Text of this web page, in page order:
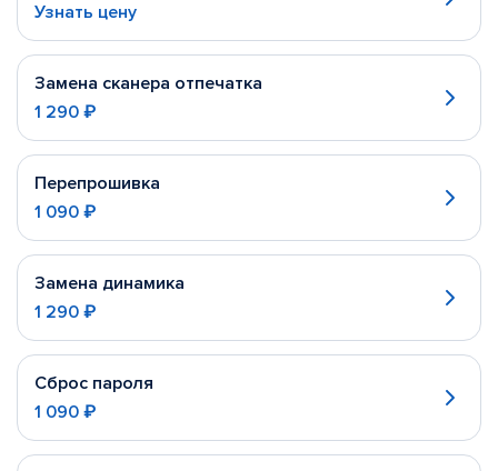
Узнать цену
Замена сканера отпечатка
1 290 ₽
Перепрошивка
1 090 ₽
Замена динамика
1 290 ₽
Сброс пароля
1 090 ₽